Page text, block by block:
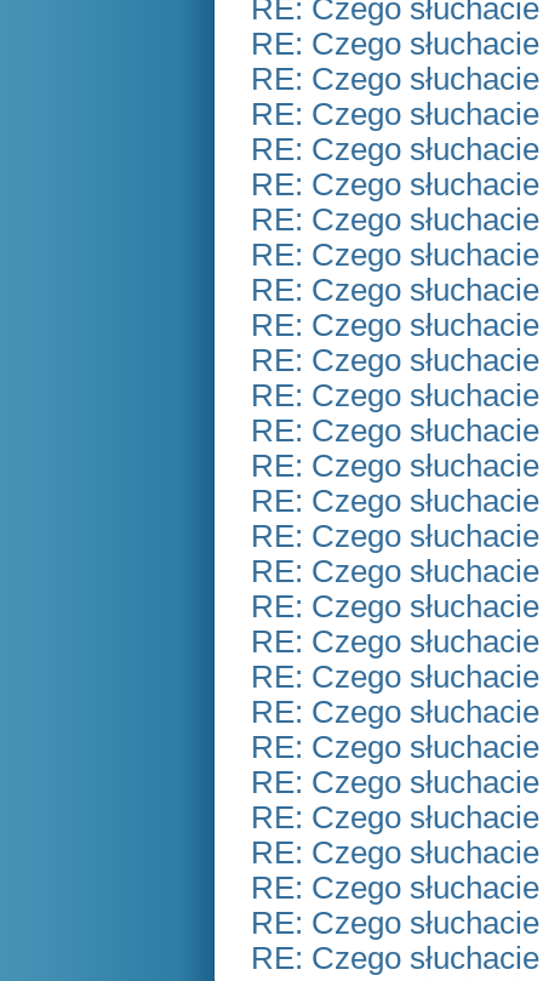
RE: Czego
RE: Czego
RE: Czego
RE: Czego
RE: Czego
RE: Czego
RE: Czego
RE: Czego
RE: Czego
RE: Czego
RE: Czego
RE: Czego
RE: Czego
RE: Czego
RE: Czego
RE: Czego
RE: Czego
RE: Czego
RE: Czego
RE: Czego
RE: Czego
RE: Czego
RE: Czego
RE: Czego
RE: Czego
RE: Czego
RE: Czego
RE: Czego